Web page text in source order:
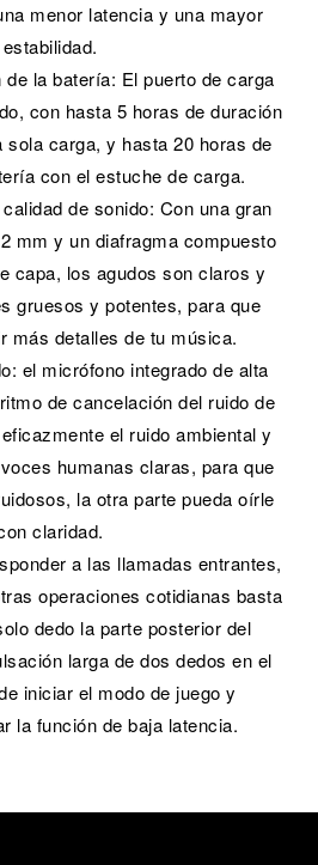
menor latencia y una mayor
estabilidad.
la batería: El puerto de carga
con hasta 5 horas de duración
sola carga, y hasta 20 horas de
con el estuche de carga.
de sonido: Con una gran
mm y un diafragma compuesto
capa, los agudos son claros y
gruesos y potentes, para que
más detalles de tu música.
el micrófono integrado de alta
de cancelación del ruido de
el ruido ambiental y
humanas claras, para que
la otra parte pueda oírle
claridad.
a las llamadas entrantes,
operaciones cotidianas basta
dedo la parte posterior del
larga de dos dedos en el
iniciar el modo de juego y
la función de baja latencia.